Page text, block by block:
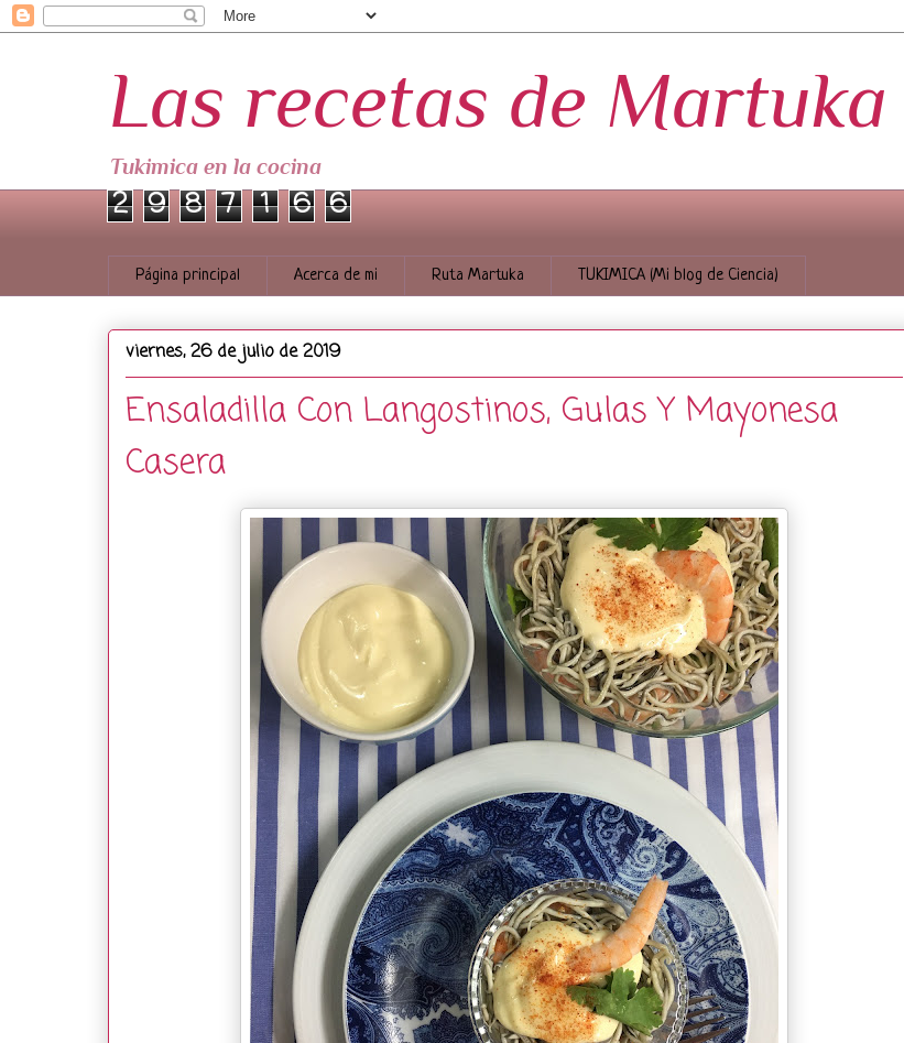
Las recetas de Martuka
Tukimica en la cocina
2 9 8 7 1 6 6
Página principal Acerca de mi Ruta Martuka TUKIMICA (Mi blog de Ciencia)
viernes, 26 de julio de 2019
Ensaladilla Con Langostinos, Gulas Y Mayonesa
Casera